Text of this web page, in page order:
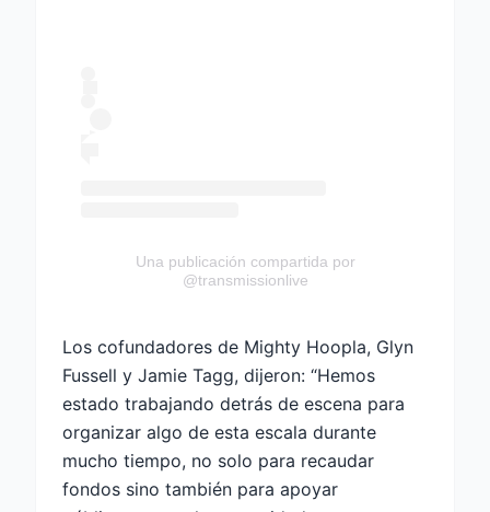
Una publicación compartida por
@transmissionlive
Los cofundadores de Mighty Hoopla, Glyn
Fussell y Jamie Tagg, dijeron: “Hemos
estado trabajando detrás de escena para
organizar algo de esta escala durante
mucho tiempo, no solo para recaudar
fondos sino también para apoyar